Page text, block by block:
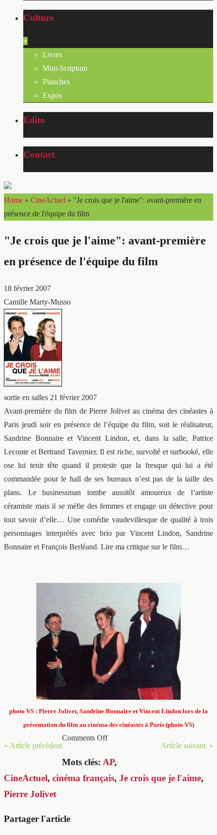
Culture
+
Livres
Mini-Scriptum
Planches
Expos
Edito
Contact
Home » CineActuel » "Je crois que je l'aime": avant-première en
présence de l'équipe du film
"Je crois que je l'aime": avant-première
en présence de l'équipe du film
18 février 2007
Camille Marty-Musso
sortie en salles 21 février 2007
Avant-première du film de Pierre Jolivet au cinéma des cinéastes à
Paris jeudi soir en présence de l’équipe du film, soit le réalisateur,
Sandrine Bonnaire et Vincent Lindon, et, dans la salle, Patrice
Leconte et Bertrand Tavernier. Il est riche, survolté et surbooké, elle
ose lui tenir tête quand il proteste que la fresque qui lui a été
commandée pour le hall de ses bureaux n’est pas de la taille des
plans. Le businessman tombe aussitôt amoureux de l’artiste
céramiste mais il se méfie des femmes et engage un détective pour
tout savoir d’elle… Une comédie vaudevillesque de qualité à trois
personnages interprétés avec brio par Vincent Lindon, Sandrine
Bonnaire et François Berléand. Lire ma critique sur le film…
photo VS : Pierre Jolivet, Sandrine Bonnaire et Vincent Lindon lors de la
présentation du film au cinéma des cinéastes à Paris (photo VS)
« Article précédent Article suivant »
Comments Off
Mots clés: AP,
CineActuel, cinéma français, Je crois que je l'aime,
Pierre Jolivet
Partager l'article